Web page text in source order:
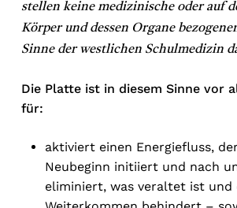
stellen keine medizinische oder auf
Körper und dessen Organe
Sinne der westlichen Schulmedizin
Die Platte ist in diesem Sinne vor
für:
aktiviert einen Energiefluss,
Neubeginn initiiert und nach
eliminiert, was veraltet ist und